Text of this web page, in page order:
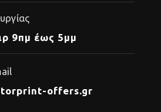
9πμ έως 5μμ
offers.gr